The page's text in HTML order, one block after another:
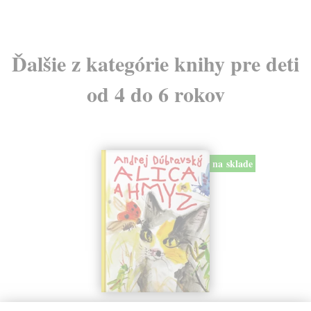
Ďalšie z kategórie knihy pre deti
od 4 do 6 rokov
na sklade